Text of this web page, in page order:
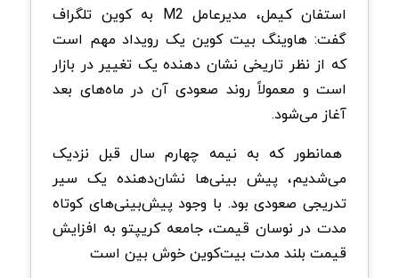
استفان کیمل، مدیرعامل M2 به کوین تلگراف
گفت: هاوینگ بیت کوین یک رویداد مهم است
که از نظر تاریخی نشان دهنده یک تغییر در بازار
است و معمولاً روند صعودی آن در ماه‌های بعد
آغاز می‌شود.
همانطور که به نیمه چهارم سال قبل نزدیک
می‌شدیم، پیش بینی‌ها نشان‌دهنده یک سیر
تدریجی صعودی بود. با وجود پیش‌بینی‌های کوتاه‌
مدت در نوسان قیمت، جامعه کریپتو به افزایش
قیمت بلند مدت بیت‌کوین خوش بین است